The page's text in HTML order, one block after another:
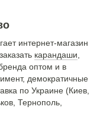
интернет-магазин
карандаши
оптом и в
демократичные
по Украине (Киев,
Тернополь,